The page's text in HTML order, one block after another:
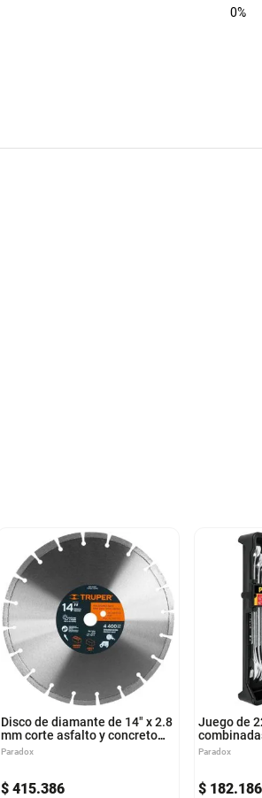
0%
Disco de diamante de 14" x 2.8
mm corte asfalto y concreto
Truper DID-3140A
Paradox
$ 415.386
Juego de
2022MP
Paradox
$ 182.186